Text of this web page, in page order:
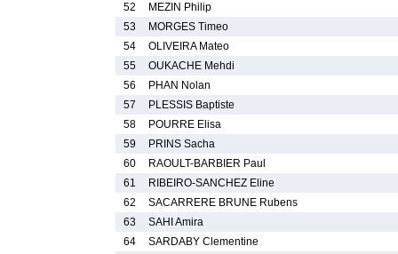
52
MEZIN Philip
53
MORGES Timeo
54
OLIVEIRA Mateo
55
OUKACHE Mehdi
56
PHAN Nolan
57
PLESSIS Baptiste
58
POURRE Elisa
59
PRINS Sacha
60
RAOULT-BARBIER Paul
61
RIBEIRO-SANCHEZ Eline
62
SACARRERE BRUNE Rubens
63
SAHI Amira
64
SARDABY Clementine